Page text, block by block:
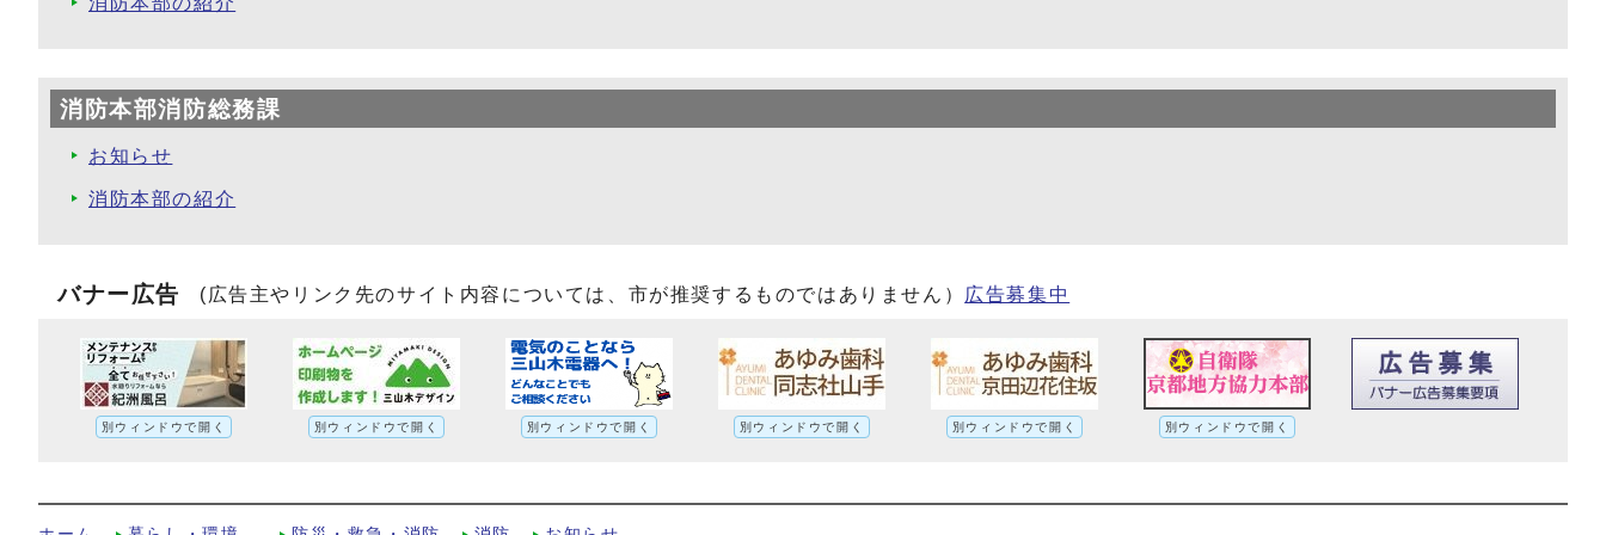
消防本部消防総務課
お知らせ
消防本部の紹介
バナー広告 (広告主やリンク先のサイト内容については、市が推奨するものではありません） 広告募集中
別ウィンドウで開く 別ウィンドウで開く 別ウィンドウで開く 別ウィンドウで開く 別ウィンドウで開く 別ウィンドウで開く